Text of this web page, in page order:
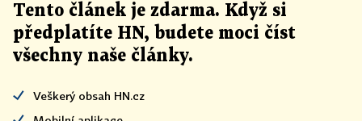
Tento článek je zdarma. Když si
předplatíte HN, budete moci číst
všechny naše články.
Veškerý obsah HN.cz